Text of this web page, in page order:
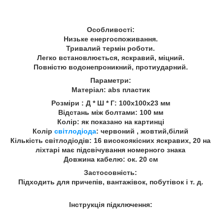
Особливості:
Низьке енергоспоживання.
Тривалий термін роботи.
Легко встановлюється, яскравий, міцний.
Повністю водонепроникний, протиударний.
Параметри:
Матеріал: abs пластик
Розміри : Д * Ш * Г: 100x100x23 мм
Відстань між болтами: 100 мм
Колір: як показано на картинці
Колір світлодіода: червоний , жовтий,білий
Кількість світлодіодів: 16 високоякісних яскравих, 20 на
ліхтарі має підсвічування номерного знака
Довжина кабелю: ок. 20 см
Застосовність:
Підходить для причепів, вантажівок, побутівок і т. д.
Інструкція підключення: